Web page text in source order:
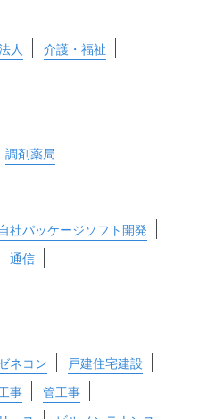
人
介護・福祉
調剤薬局
自社パッケージソフト開発
通信
ネコン
戸建住宅建設
事
管工事